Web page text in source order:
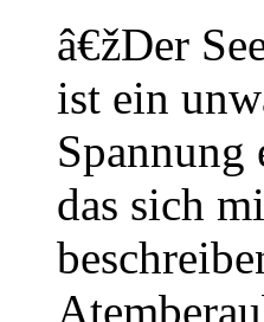
â€žDer
ist ein
Spannung
das sich